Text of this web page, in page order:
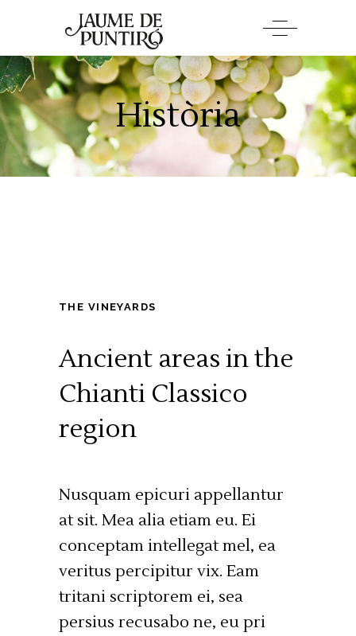
Història
THE VINEYARDS
Ancient areas in the
Chianti Classico
region
Nusquam epicuri appellantur
at sit. Mea alia etiam eu. Ei
conceptam intellegat mel, ea
veritus percipitur vix. Eam
tritani scriptorem ei, sea
persius recusabo ne, eu pri